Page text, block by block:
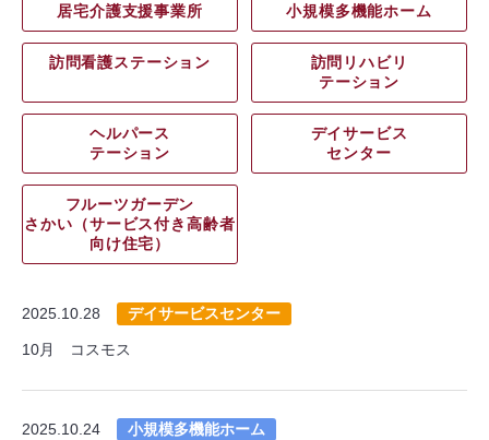
居宅介護支援事業所 小規模多機能ホーム
訪問看護ステーション
訪問リハビリ
テーション
ヘルパース
テーション
デイサービス
センター
フルーツガーデン
さかい（サービス付き高齢者
向け住宅）
2025.10.28 デイサービスセンター
10月 コスモス
2025.10.24 小規模多機能ホーム